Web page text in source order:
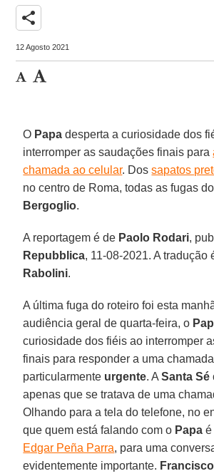
share
12 Agosto 2021
O Papa desperta a curiosidade dos
interromper as saudações finais para
chamada ao celular. Dossapatos
no centro de Roma, todas as fugas
Bergoglio.
A reportagem é de Paolo Rodari,
Repubblica, 11-08-2021. A tradução
Rabolini.
A última fuga do roteiro foi esta
audiência geral de quarta-feira, o
curiosidade dos fiéis ao interromper
finais para responder a uma
particularmente urgente. ASanta Sé
apenas que se tratava de uma
Olhando para a tela do telefone, no
que quem está falando com o Papa é
Edgar Peña Parra, para uma
evidentemente importante. Francisco